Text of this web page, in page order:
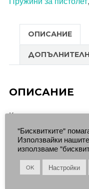
Shadow/Shadow2
ОПИСАНИЕ
ОПИСАНИЕ
Комплект с гъвкави
избирате
Комплекта съдържа:
"Бисквитките"
Използвайки
използваме
OK Настройки